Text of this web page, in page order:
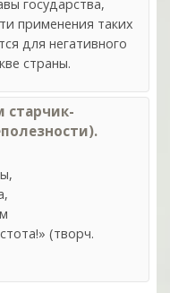
государства,
применения таких
для негативного
страны.
старчик-
(творч.